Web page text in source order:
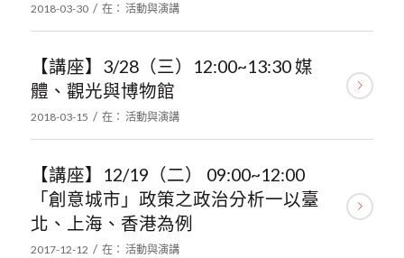
2018-03-30 / 在： 活動與演講
【講座】3/28（三）12:00~13:30 媒
體、觀光與博物館
2018-03-15 / 在： 活動與演講
【講座】12/19（二） 09:00~12:00
「創意城市」政策之政治分析一以臺
北、上海、香港為例
2017-12-12 / 在： 活動與演講